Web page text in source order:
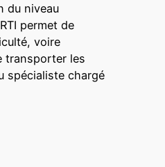
du niveau
permet de
voire
transporter les
spécialiste chargé